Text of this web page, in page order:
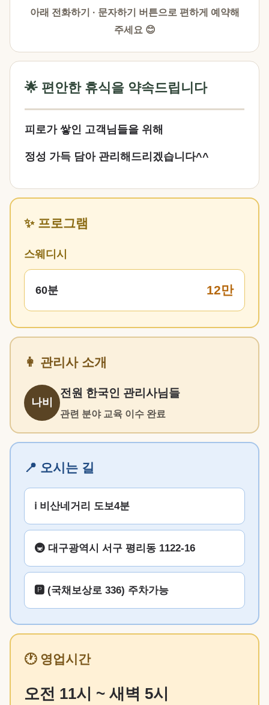
아래 전화하기 · 문자하기 버튼으로 편하게 예약해
주세요 😊
🌟 편안한 휴식을 약속드립니다
피로가 쌓인 고객님들을 위해
정성 가득 담아 관리해드리겠습니다^^
✨ 프로그램
스웨디시
60분 12만
👩 관리사 소개
나비
전원 한국인 관리사님들
관련 분야 교육 이수 완료
📍 오시는 길
ℹ️ 비산네거리 도보4분
🚇 대구광역시 서구 평리동 1122-16
🅿️ (국채보상로 336) 주차가능
🕐 영업시간
오전 11시 ~ 새벽 5시